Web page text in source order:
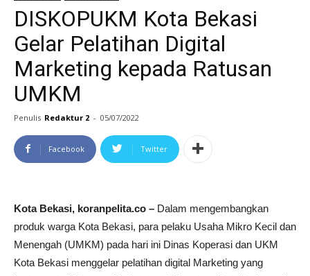
DISKOPUKM Kota Bekasi
Gelar Pelatihan Digital
Marketing kepada Ratusan
UMKM
Penulis Redaktur 2 - 05/07/2022
Facebook Twitter
Kota Bekasi, koranpelita.co – Dalam mengembangkan
produk warga Kota Bekasi, para pelaku Usaha Mikro Kecil dan
Menengah (UMKM) pada hari ini Dinas Koperasi dan UKM
Kota Bekasi menggelar pelatihan digital Marketing yang